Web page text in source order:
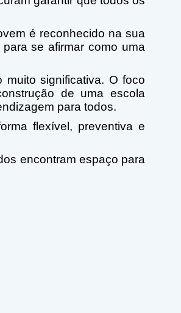
é reconhecido na sua
se afirmar como uma
significativa. O foco
de uma escola
para todos.
flexível, preventiva e
encontram espaço para